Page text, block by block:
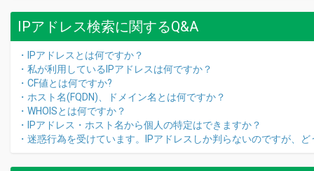
IPアドレス検索に関するQ&A
・IPアドレスとは何ですか？
・私が利用しているIPアドレスは何ですか？
・CF値とは何ですか?
・ホスト名(FQDN)、ドメイン名とは何ですか？
・WHOISとは何ですか？
・IPアドレス・ホスト名から個人の特定はできますか？
・迷惑行為を受けています。IPアドレスしか判らないのですが、